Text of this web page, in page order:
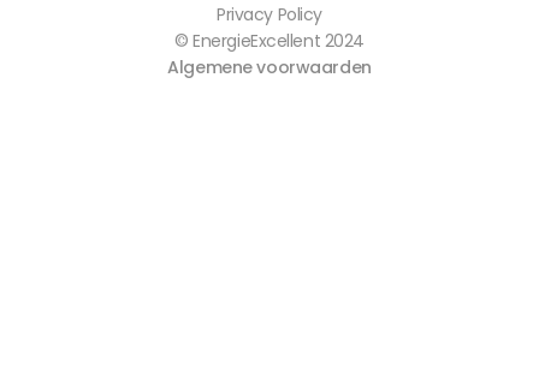
Privacy Policy
© EnergieExcellent 2024
Algemene voorwaarden